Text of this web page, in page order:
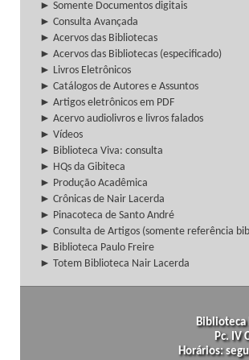
► Somente Documentos digitais
► Consulta Avançada
► Acervos das Bibliotecas
► Acervos das Bibliotecas (especificado)
► Livros Eletrônicos
► Catálogos de Autores e Assuntos
► Artigos eletrônicos em PDF
► Acervo audiolivros e livros falados
► Vídeos
► Biblioteca Viva: consulta
► HQs da Gibiteca
► Produção Acadêmica
► Crônicas de Nair Lacerda
► Pinacoteca de Santo André
► Consulta de Artigos (somente referência
► Biblioteca Paulo Freire
► Totem Biblioteca Nair Lacerda
Biblioteca
Pc. IV
Horários: